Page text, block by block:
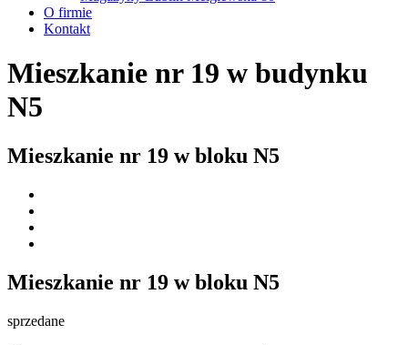
O firmie
Kontakt
Mieszkanie nr 19 w budynku
N5
Mieszkanie nr 19 w bloku N5
Mieszkanie nr 19 w bloku N5
sprzedane